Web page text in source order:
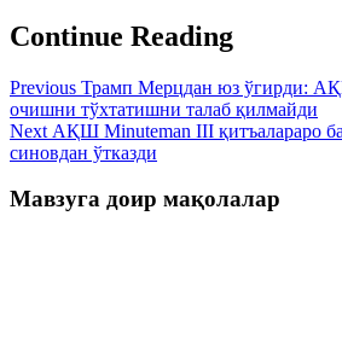
Continue Reading
Previous Трамп Мерцдан юз ўгирди:
очишни тўхтатишни талаб қилмайди
Next АҚШ Minuteman III қитъалараро
синовдан ўтказди
Мавзуга доир мақолалар